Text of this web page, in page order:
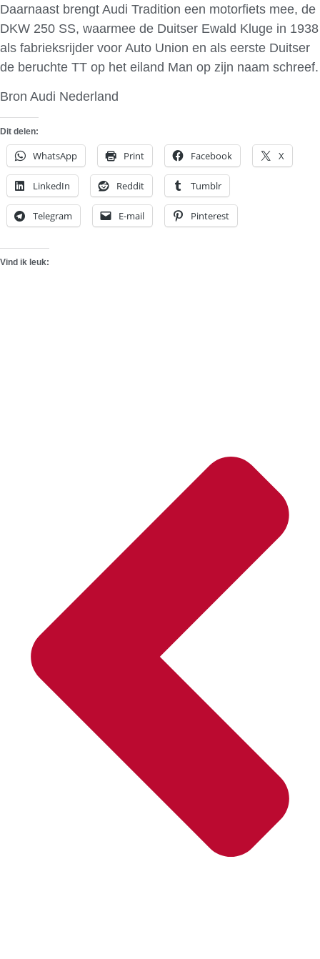
Daarnaast brengt Audi Tradition een motorfiets mee, de
DKW 250 SS, waarmee de Duitser Ewald Kluge in 1938
als fabrieksrijder voor Auto Union en als eerste Duitser
de beruchte TT op het eiland Man op zijn naam schreef.
Bron Audi Nederland
Dit delen:
WhatsApp Print Facebook X
LinkedIn Reddit Tumblr
Telegram E-mail Pinterest
Vind ik leuk: